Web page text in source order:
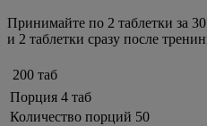
Принимайте по 2 таблетки за
и 2 таблетки сразу после
200 таб
Порция 4 таб
Количество порций 50